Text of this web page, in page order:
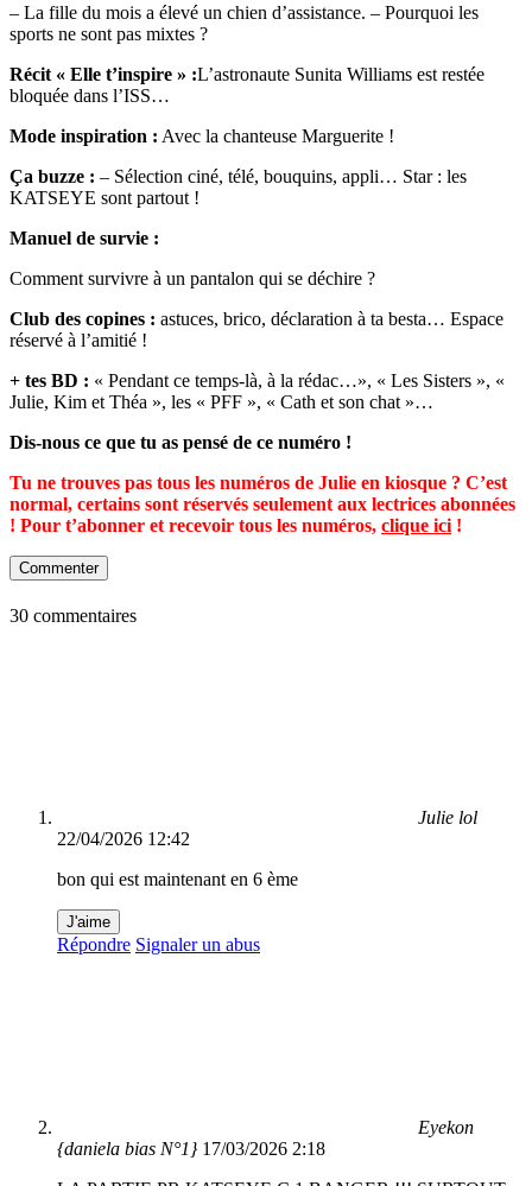
– La fille du mois a élevé un chien d’assistance. – Pourquoi les
sports ne sont pas mixtes ?
Récit « Elle t’inspire » :L’astronaute Sunita Williams est restée
bloquée dans l’ISS…
Mode inspiration : Avec la chanteuse Marguerite !
Ça buzze : – Sélection ciné, télé, bouquins, appli… Star : les
KATSEYE sont partout !
Manuel de survie :
Comment survivre à un pantalon qui se déchire ?
Club des copines : astuces, brico, déclaration à ta besta… Espace
réservé à l’amitié !
+ tes BD : « Pendant ce temps-là, à la rédac…», « Les Sisters », «
Julie, Kim et Théa », les « PFF », « Cath et son chat »…
Dis-nous ce que tu as pensé de ce numéro !
Tu ne trouves pas tous les numéros de Julie en kiosque ? C’est
normal, certains sont réservés seulement aux lectrices abonnées
! Pour t’abonner et recevoir tous les numéros, clique ici !
Commenter
30 commentaires
Julie lol
22/04/2026 12:42
bon qui est maintenant en 6 ème
J'aime
Répondre Signaler un abus
Eyekon
{daniela bias N°1} 17/03/2026 2:18